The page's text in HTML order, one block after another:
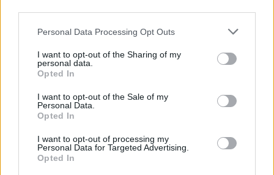
Personal Data Processing Opt Outs
I want to opt-out of the Sharing of my
personal data.
Opted In
I want to opt-out of the Sale of my
Personal Data.
Opted In
I want to opt-out of processing my
Personal Data for Targeted Advertising.
Opted In
pápež Lev XIV. zvolený, text prvého posolstva, anglické
titulky, slovenský text (